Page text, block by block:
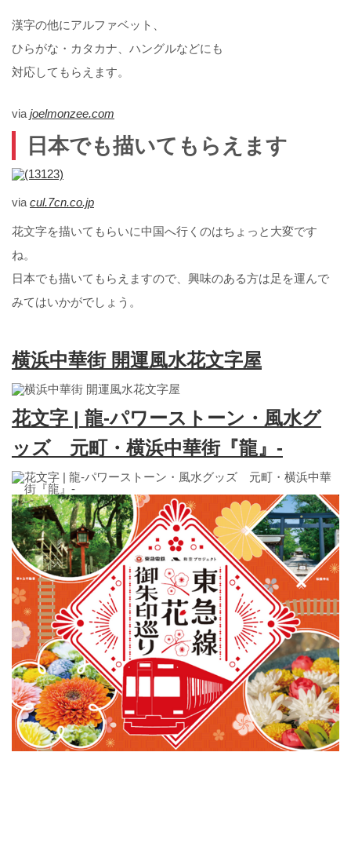
漢字の他にアルファベット、
ひらがな・カタカナ、ハングルなどにも
対応してもらえます。
via joelmonzee.com
日本でも描いてもらえます
via cul.7cn.co.jp
花文字を描いてもらいに中国へ行くのはちょっと大変です
ね。
日本でも描いてもらえますので、興味のある方は足を運んで
みてはいかがでしょう。
横浜中華街 開運風水花文字屋
花文字 | 龍-パワーストーン・風水グ
ッズ 元町・横浜中華街『龍』-